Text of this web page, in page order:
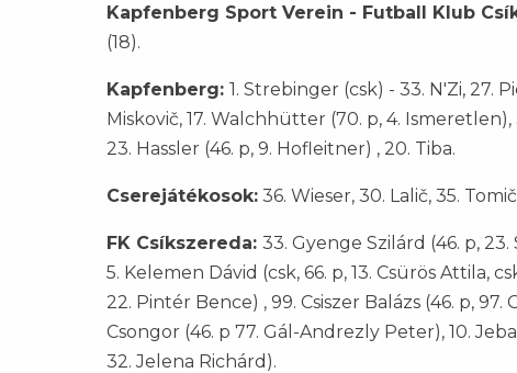
Kapfenberg Sport Verein - Futball Klub
(18).
Kapfenberg: 1. Strebinger (csk) - 33. N'Zi, 27.
Miskovič, 17. Walchhütter (70. p, 4. Ismeretlen),
23. Hassler (46. p, 9. Hofleitner) , 20. Tiba.
Cserejátékosok: 36. Wieser, 30. Lalič, 35.
FK Csíkszereda: 33. Gyenge Szilárd (46. p,
5. Kelemen Dávid (csk, 66. p, 13. Csürös Attila,
22. Pintér Bence) , 99. Csiszer Balázs (46. p,
Csongor (46. p 77. Gál-Andrezly Peter), 10.
32. Jelena Richárd).